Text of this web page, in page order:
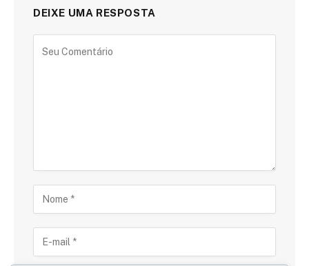
DEIXE UMA RESPOSTA